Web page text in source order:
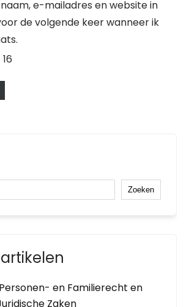
e-mailadres en website in
de volgende keer wanneer ik
16
Zoeken
en Familierecht en
Zaken